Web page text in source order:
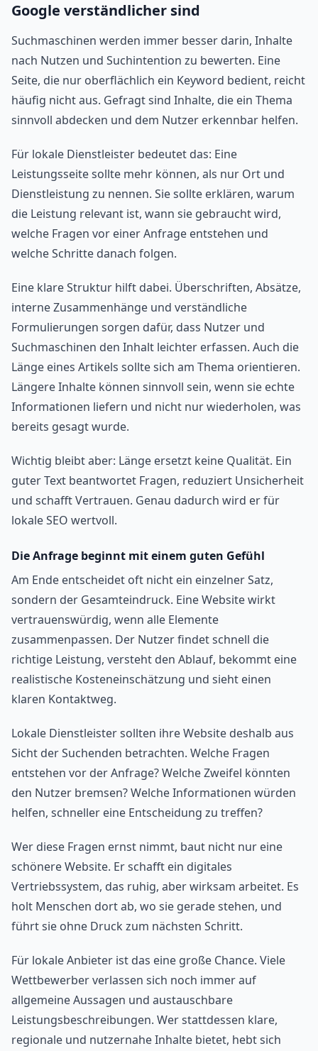
Google verständlicher sind
Suchmaschinen werden immer besser darin, Inhalte
nach Nutzen und Suchintention zu bewerten. Eine
Seite, die nur oberflächlich ein Keyword bedient, reicht
häufig nicht aus. Gefragt sind Inhalte, die ein Thema
sinnvoll abdecken und dem Nutzer erkennbar helfen.
Für lokale Dienstleister bedeutet das: Eine
Leistungsseite sollte mehr können, als nur Ort und
Dienstleistung zu nennen. Sie sollte erklären, warum
die Leistung relevant ist, wann sie gebraucht wird,
welche Fragen vor einer Anfrage entstehen und
welche Schritte danach folgen.
Eine klare Struktur hilft dabei. Überschriften, Absätze,
interne Zusammenhänge und verständliche
Formulierungen sorgen dafür, dass Nutzer und
Suchmaschinen den Inhalt leichter erfassen. Auch die
Länge eines Artikels sollte sich am Thema orientieren.
Längere Inhalte können sinnvoll sein, wenn sie echte
Informationen liefern und nicht nur wiederholen, was
bereits gesagt wurde.
Wichtig bleibt aber: Länge ersetzt keine Qualität. Ein
guter Text beantwortet Fragen, reduziert Unsicherheit
und schafft Vertrauen. Genau dadurch wird er für
lokale SEO wertvoll.
Die Anfrage beginnt mit einem guten Gefühl
Am Ende entscheidet oft nicht ein einzelner Satz,
sondern der Gesamteindruck. Eine Website wirkt
vertrauenswürdig, wenn alle Elemente
zusammenpassen. Der Nutzer findet schnell die
richtige Leistung, versteht den Ablauf, bekommt eine
realistische Kosteneinschätzung und sieht einen
klaren Kontaktweg.
Lokale Dienstleister sollten ihre Website deshalb aus
Sicht der Suchenden betrachten. Welche Fragen
entstehen vor der Anfrage? Welche Zweifel könnten
den Nutzer bremsen? Welche Informationen würden
helfen, schneller eine Entscheidung zu treffen?
Wer diese Fragen ernst nimmt, baut nicht nur eine
schönere Website. Er schafft ein digitales
Vertriebssystem, das ruhig, aber wirksam arbeitet. Es
holt Menschen dort ab, wo sie gerade stehen, und
führt sie ohne Druck zum nächsten Schritt.
Für lokale Anbieter ist das eine große Chance. Viele
Wettbewerber verlassen sich noch immer auf
allgemeine Aussagen und austauschbare
Leistungsbeschreibungen. Wer stattdessen klare,
regionale und nutzernahe Inhalte bietet, hebt sich